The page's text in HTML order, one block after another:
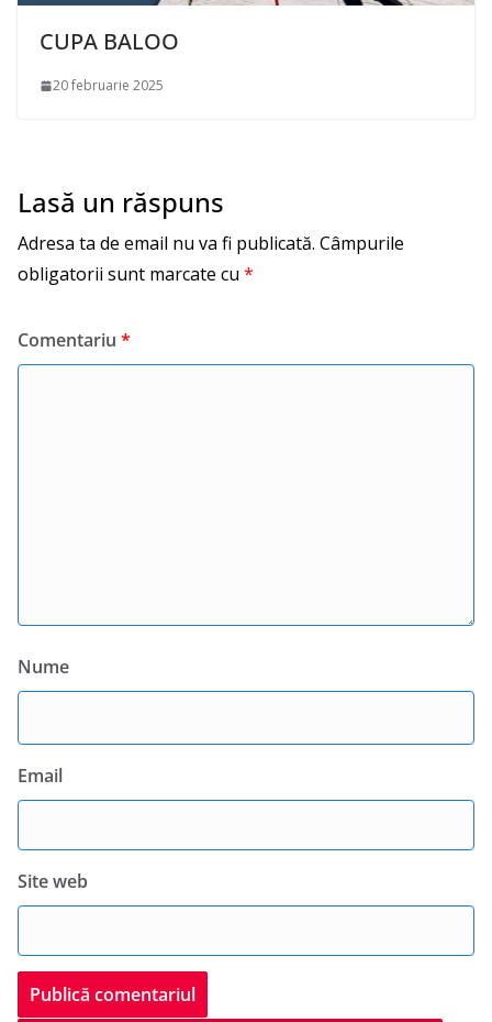
CUPA BALOO
20 februarie 2025
Lasă un răspuns
Adresa ta de email nu va fi publicată. Câmpurile
obligatorii sunt marcate cu *
Comentariu *
Nume
Email
Site web